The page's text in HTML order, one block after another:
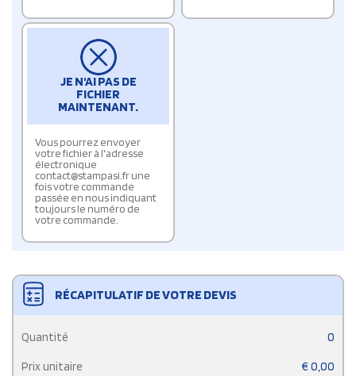
JE N'AI PAS DE
FICHIER
MAINTENANT.
Vous pourrez envoyer
votre fichier à l'adresse
électronique
contact@stampasi.fr une
fois votre commande
passée en nous indiquant
toujours le numéro de
votre commande.
RÉCAPITULATIF DE VOTRE DEVIS
Quantité 0
Prix unitaire € 0,00